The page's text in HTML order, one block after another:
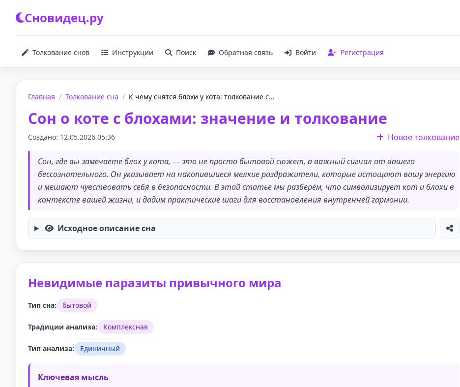
Сновидец.ру
Толкование снов Инструкции Поиск Обратная связь Войти Регистрация
Главная / Толкование сна / К чему снятся блохи у кота: толкование с...
Сон о коте с блохами: значение и толкование
Создано: 12.05.2026 05:36 Новое толкование
Сон, где вы замечаете блох у кота, — это не просто бытовой сюжет, а важный сигнал от вашего
бессознательного. Он указывает на накопившиеся мелкие раздражители, которые истощают вашу энергию
и мешают чувствовать себя в безопасности. В этой статье мы разберём, что символизирует кот и блохи в
контексте вашей жизни, и дадим практические шаги для восстановления внутренней гармонии.
Исходное описание сна
Невидимые паразиты привычного мира
Тип сна: бытовой
Традиции анализа: Комплексная
Тип анализа: Единичный
Ключевая мысль